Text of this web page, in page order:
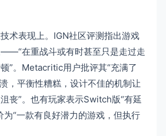
术表现上。IGN社区评测指出游戏
在重战斗或有时甚至只是走过走
”。Metacritic用户批评其“充满了
，平衡性糟糕，设计不佳的机制让
丧”。也有玩家表示Switch版“有延
为“一款有良好潜力的游戏，但执行